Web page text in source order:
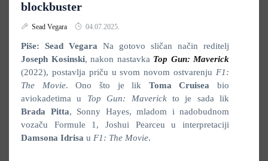
blockbuster
Sead Vegara 04.07.2025.
Piše: Sead Vegara Na gotovo sličan način reditelj
Joseph Kosinski, nakon nastavka Top Gun: Maverick
(2022), postavlja priču u svom novom ostvarenju F1:
The Movie. Ono što je lik Toma Cruisea bio
aviokadetima u Top Gun: Maverick to je sada lik
Brada Pitta, Sonny Hayes, mladom i nadobudnom
vozaču Formule 1, Joshui Pearceu u interpretaciji
Damsona Idrisa u F1: The Movie.